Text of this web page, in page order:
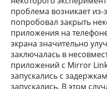
проблема возникает из-
попробовал закрыть
приложения на
экрана значительно
заключалась в
приложений с Mirror
запускались с
запускались. В этом